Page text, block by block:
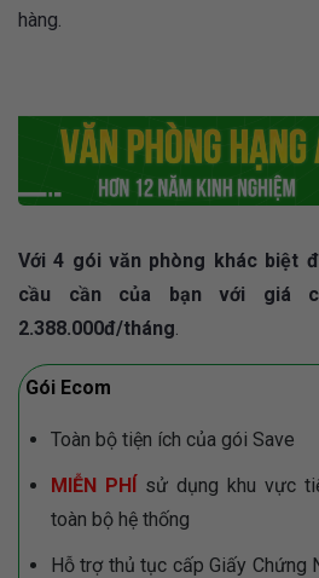
hàng.
Với 4 gói văn phòng khác biệt
cầu cần của bạn với giá
2.388.000đ/tháng.
Gói Ecom
Toàn bộ tiện ích của gói Save
MIỄN PHÍ sử dụng khu vực
toàn bộ hệ thống
Hỗ trợ thủ tục cấp Giấy Chứng